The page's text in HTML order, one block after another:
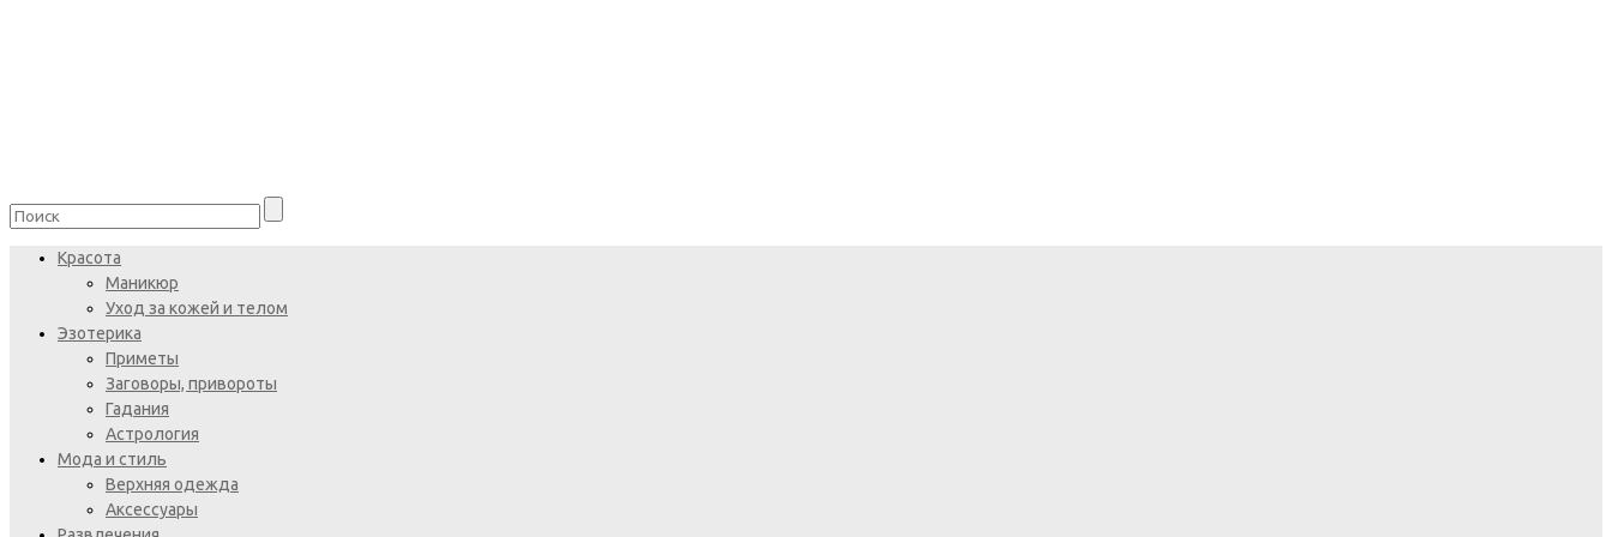
Красота
Маникюр
Уход за кожей и телом
Эзотерика
Приметы
Заговоры, привороты
Гадания
Астрология
Мода и стиль
Верхняя одежда
Аксессуары